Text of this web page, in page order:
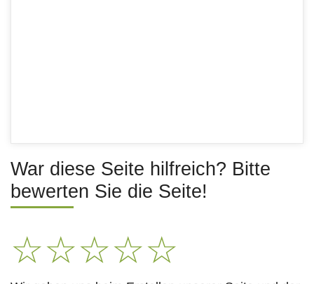
War diese Seite hilfreich? Bitte
bewerten Sie die Seite!
☆☆☆☆☆